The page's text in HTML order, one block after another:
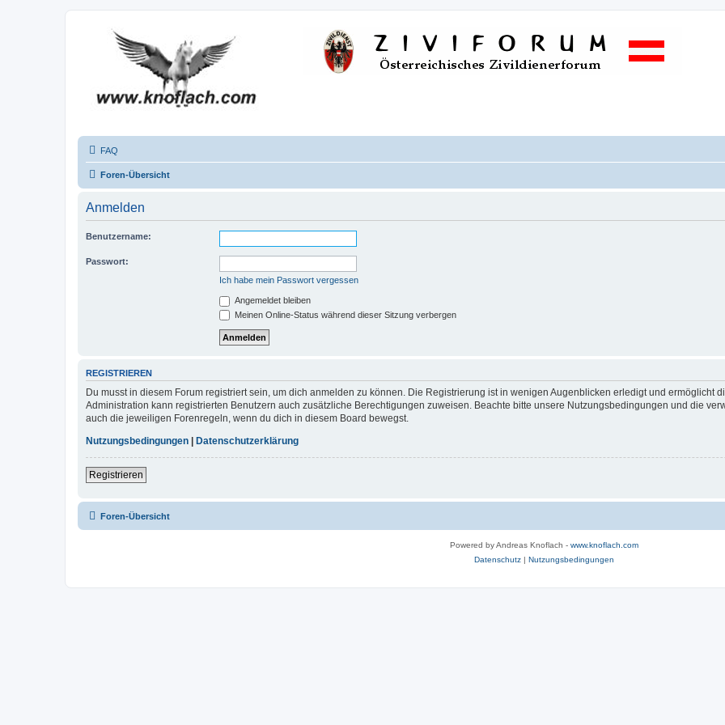
FAQ
Foren-Übersicht
Anmelden
Benutzername:
Passwort:
Ich habe mein Passwort vergessen
Angemeldet bleiben
Meinen Online-Status während dieser Sitzung verbergen
REGISTRIEREN
Du musst in diesem Forum registriert sein, um dich anmelden zu können. Die Registrierung ist in wenigen Augenblicken erledigt und ermöglicht
Administration kann registrierten Benutzern auch zusätzliche Berechtigungen zuweisen. Beachte bitte unsere Nutzungsbedingungen und die
auch die jeweiligen Forenregeln, wenn du dich in diesem Board bewegst.
Nutzungsbedingungen | Datenschutzerklärung
Registrieren
Foren-Übersicht
Powered by Andreas Knoflach - www.knoflach.com
Datenschutz| Nutzungsbedingungen